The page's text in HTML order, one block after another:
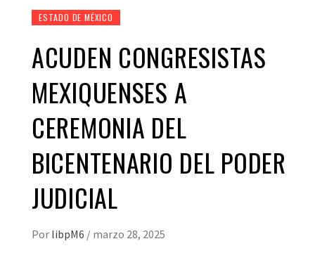
ESTADO DE MÉXICO
ACUDEN CONGRESISTAS
MEXIQUENSES A
CEREMONIA DEL
BICENTENARIO DEL PODER
JUDICIAL
Por libpM6 / marzo 28, 2025